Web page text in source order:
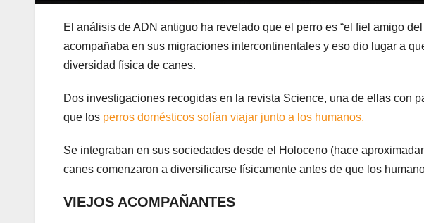
El análisis de ADN antiguo ha revelado que el perro es “el fiel amigo
acompañaba en sus migraciones intercontinentales y eso dio lugar a
diversidad física de canes.
Dos investigaciones recogidas en la revista Science, una de ellas con
que los perros domésticos solían viajar junto a los humanos.
Se integraban en sus sociedades desde el Holoceno (hace
canes comenzaron a diversificarse físicamente antes de que los
VIEJOS ACOMPAÑANTES